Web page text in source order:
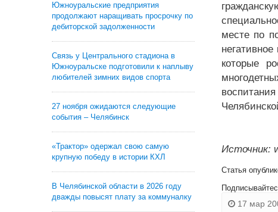
Южноуральские предприятия
продолжают наращивать просрочку по
дебиторской задолженности
Связь у Центрального стадиона в
Южноуральске подготовили к наплыву
любителей зимних видов спорта
27 ноября ожидаются следующие
события – Челябинск
«Трактор» одержал свою самую
крупную победу в истории КХЛ
В Челябинской области в 2026 году
дважды повысят плату за коммуналку
месте по
которые
Источник:
Статья
17 мар